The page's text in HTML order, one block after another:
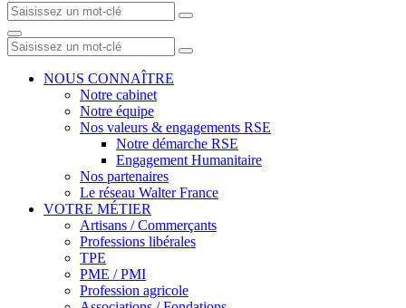
NOUS CONNAÎTRE
Notre cabinet
Notre équipe
Nos valeurs & engagements RSE
Notre démarche RSE
Engagement Humanitaire
Nos partenaires
Le réseau Walter France
VOTRE MÉTIER
Artisans / Commerçants
Professions libérales
TPE
PME / PMI
Profession agricole